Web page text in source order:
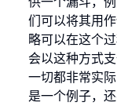
们可以将其用
略可以在这个
会以这种方式
一切都非常实
是一个例子，